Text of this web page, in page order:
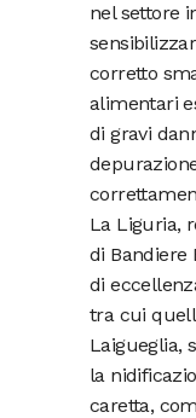
nel settore
corretto
alimentari
di gravi
La Liguria,
di Bandiere
di
tra cui
Laigueglia,
la
caretta,